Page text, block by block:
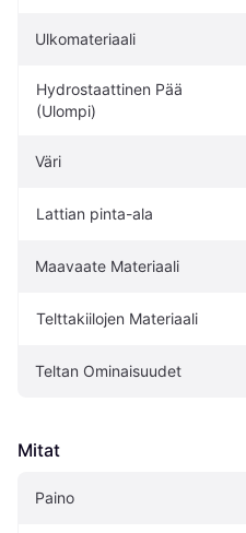
Ulkomateriaali
Hydrostaattinen Pää
(Ulompi)
Väri
Lattian pinta-ala
Maavaate Materiaali
Telttakiilojen Materiaali
Teltan Ominaisuudet
Mitat
Paino